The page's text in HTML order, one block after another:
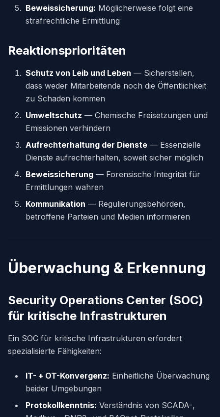
Beweissicherung: Möglicherweise folgt eine
strafrechtliche Ermittlung
Reaktionsprioritäten
Schutz von Leib und Leben — Sicherstellen,
dass weder Mitarbeitende noch die Öffentlichkeit
zu Schaden kommen
Umweltschutz — Chemische Freisetzungen und
Emissionen verhindern
Aufrechterhaltung der Dienste — Essenzielle
Dienste aufrechterhalten, soweit sicher möglich
Beweissicherung — Forensische Integrität für
Ermittlungen wahren
Kommunikation — Regulierungsbehörden,
betroffene Parteien und Medien informieren
Überwachung & Erkennung
Security Operations Center (SOC)
für kritische Infrastrukturen
Ein SOC für kritische Infrastrukturen erfordert
spezialisierte Fähigkeiten:
IT- + OT-Konvergenz: Einheitliche Überwachung
beider Umgebungen
Protokollkenntnis: Verständnis von SCADA-,